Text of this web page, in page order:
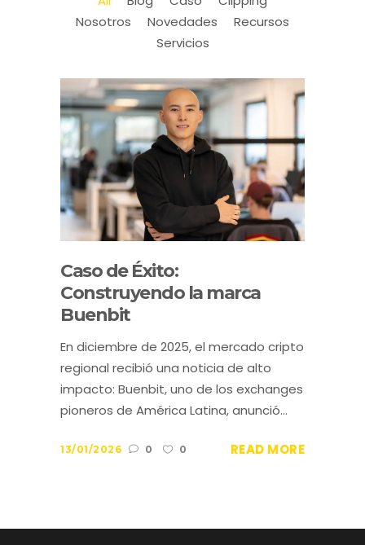
Nosotros
Novedades
Recursos
Servicios
Caso de Éxito:
Construyendo la marca
Buenbit
En diciembre de 2025, el mercado cripto
regional recibió una noticia de alto
impacto: Buenbit, uno de los exchanges
pioneros de América Latina, anunció...
13/01/2026 0 0 READ MORE